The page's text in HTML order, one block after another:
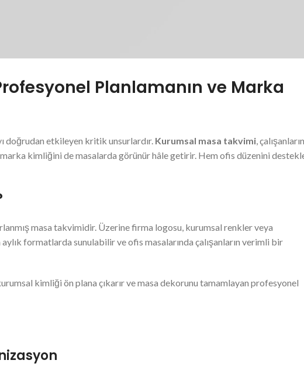
Planlamanın ve Marka
doğrudan etkileyen kritik unsurlardır. Kurumsal masa takvimi , çalışanların
kimliğini de masalarda görünür hâle getirir. Hem ofis düzenini
masa takvimidir. Üzerine firma logosu, kurumsal renkler veya
formatlarda sunulabilir ve ofis masalarında çalışanların verimli bir
kimliği ön plana çıkarır ve masa dekorunu tamamlayan profesyonel